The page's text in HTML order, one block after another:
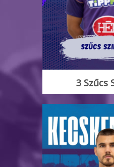
3 Szűcs